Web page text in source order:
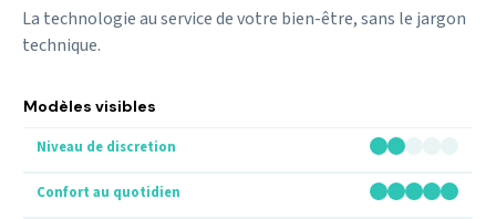
La technologie au service de votre bien-être, sans le jargon
technique.
Modèles visibles